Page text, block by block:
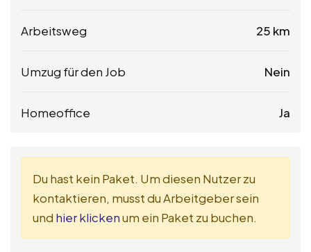
Arbeitsweg 25 km
Umzug für den Job Nein
Homeoffice Ja
Du hast kein Paket. Um diesen Nutzer zu
kontaktieren, musst du Arbeitgeber sein
und hier klickenum ein Paket zu buchen.